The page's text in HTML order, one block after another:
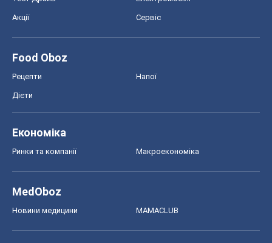
Акції Сервіс
Food Oboz
Рецепти Напої
Дієти
Економіка
Ринки та компанії Макроекономіка
MedOboz
Новини медицини MAMACLUB